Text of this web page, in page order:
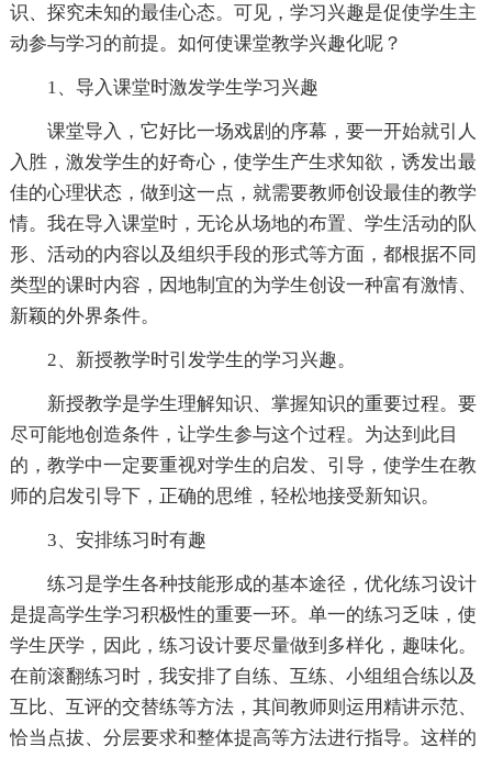
识、探究未知的最佳心态。可见，学习兴趣是促使学生主
动参与学习的前提。如何使课堂教学兴趣化呢？
1、导入课堂时激发学生学习兴趣
课堂导入，它好比一场戏剧的序幕，要一开始就引人
入胜，激发学生的好奇心，使学生产生求知欲，诱发出最
佳的心理状态，做到这一点，就需要教师创设最佳的教学
情。我在导入课堂时，无论从场地的布置、学生活动的队
形、活动的内容以及组织手段的形式等方面，都根据不同
类型的课时内容，因地制宜的为学生创设一种富有激情、
新颖的外界条件。
2、新授教学时引发学生的学习兴趣。
新授教学是学生理解知识、掌握知识的重要过程。要
尽可能地创造条件，让学生参与这个过程。为达到此目
的，教学中一定要重视对学生的启发、引导，使学生在教
师的启发引导下，正确的思维，轻松地接受新知识。
3、安排练习时有趣
练习是学生各种技能形成的基本途径，优化练习设计
是提高学生学习积极性的重要一环。单一的练习乏味，使
学生厌学，因此，练习设计要尽量做到多样化，趣味化。
在前滚翻练习时，我安排了自练、互练、小组组合练以及
互比、互评的交替练等方法，其间教师则运用精讲示范、
恰当点拔、分层要求和整体提高等方法进行指导。这样的